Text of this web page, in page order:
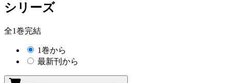
シリーズ
全1巻完結
1巻から
最新刊から